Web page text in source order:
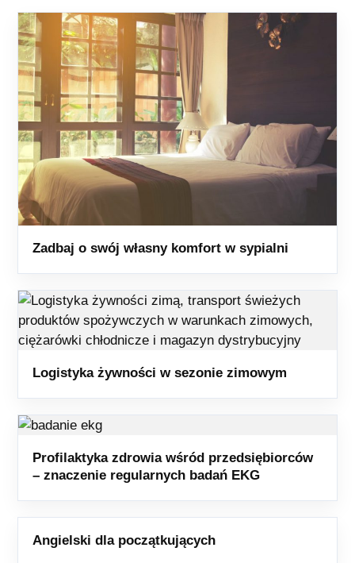
Zadbaj o swój własny komfort w sypialni
Logistyka żywności w sezonie zimowym
Profilaktyka zdrowia wśród przedsiębiorców
– znaczenie regularnych badań EKG
Angielski dla początkujących